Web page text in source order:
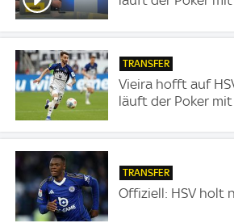
TRANSFER
Vieira hofft auf
läuft der Poker mit
TRANSFER
Offiziell: HSV holt